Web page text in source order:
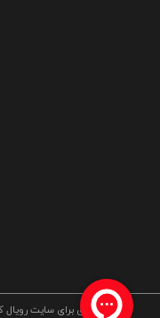
کلیه حقوق برای سایت رویال